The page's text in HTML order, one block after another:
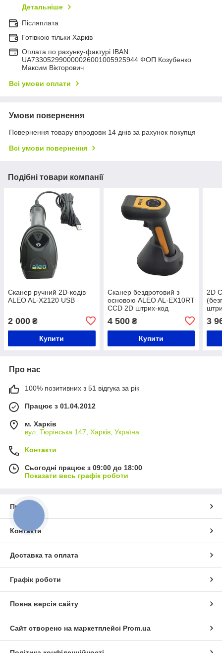
Детальніше
Післяплата
Готівкою тільки Харків
Оплата по рахунку-фактурі IBAN:
UA733052990000026001005925944 ФОП Козубенко
Максим Вікторович
Всі умови оплати
Умови повернення
Повернення товару впродовж 14 днів за рахунок покупця
Всі умови повернення
Подібні товари компанії
Сканер ручний 2D-кодів
ALEO AL-X2120 USB
2 000 ₴
Купити
Сканер бездротовий з
основою ALEO AL-EX10RT
CCD 2D штрих-код
4 500₴
Купити
2D
3
Про нас
100% позитивних з 51 відгука за рік
Працює з 01.04.2012
м. Харків
вул. Тюрінська 147, Харків, Україна
Контакти
Сьогодні працює з 09:00 до 18:00
Показати весь графік роботи
Про нас
Контакти
Доставка та оплата
Графік роботи
Повна версія сайту
Сайт створено на маркетплейсі Prom.ua